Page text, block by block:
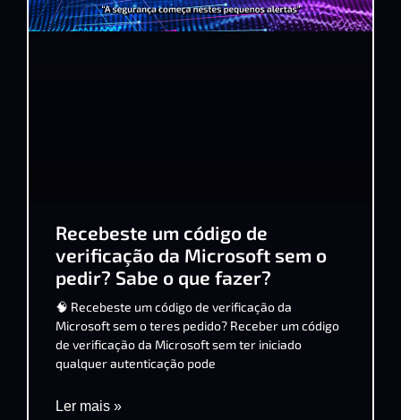
Recebeste um código de
verificação da Microsoft sem o
pedir? Sabe o que fazer?
🧠 Recebeste um código de verificação da
Microsoft sem o teres pedido? Receber um código
de verificação da Microsoft sem ter iniciado
qualquer autenticação pode
Ler mais »